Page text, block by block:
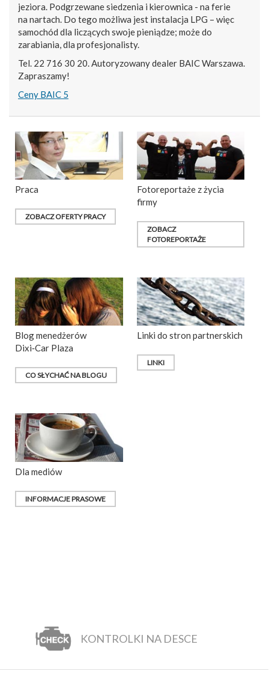
jeziora. Podgrzewane siedzenia i kierownica - na ferie
na nartach. Do tego możliwa jest instalacja LPG – więc
samochód dla liczących swoje pieniądze; może do
zarabiania, dla profesjonalisty.
Tel. 22 716 30 20. Autoryzowany dealer BAIC Warszawa.
Zapraszamy!
Ceny BAIC 5
Praca
ZOBACZ OFERTY PRACY
Fotoreportaże z życia
firmy
ZOBACZ
FOTOREPORTAŻE
Blog menedżerów
Dixi‑Car Plaza
CO SŁYCHAĆ NA BLOGU
Linki do stron partnerskich
LINKI
Dla mediów
INFORMACJE PRASOWE
KONTROLKI NA DESCE